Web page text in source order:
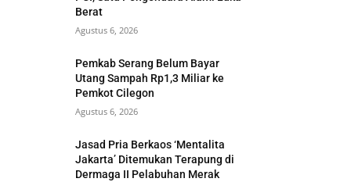
Berat
Agustus 6, 2026
Pemkab Serang Belum Bayar
Utang Sampah Rp1,3 Miliar ke
Pemkot Cilegon
Agustus 6, 2026
Jasad Pria Berkaos ‘Mentalita
Jakarta’ Ditemukan Terapung di
Dermaga II Pelabuhan Merak